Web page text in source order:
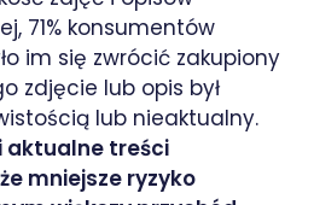
71% konsumentów
im się zwrócić zakupiony
zdjęcie lub opis był
lub nieaktualny.
aktualne treści
mniejsze ryzyko